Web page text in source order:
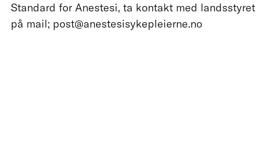
Standard for Anestesi, ta kontakt med landsstyret
på mail; post@anestesisykepleierne.no